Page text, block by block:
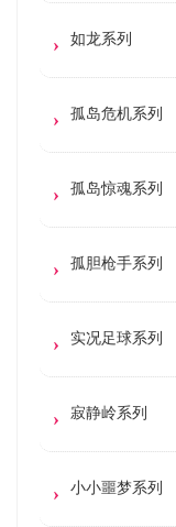
如龙系列
孤岛危机系列
孤岛惊魂系列
孤胆枪手系列
实况足球系列
寂静岭系列
小小噩梦系列